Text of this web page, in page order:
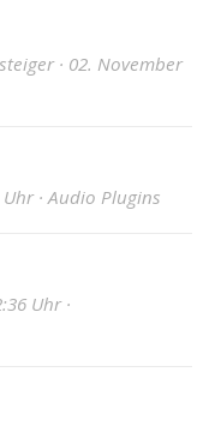
· 02. November
· Audio Plugins
Uhr ·